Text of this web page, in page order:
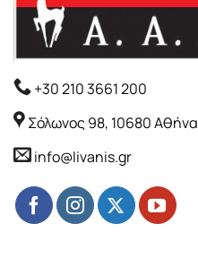
+30 210 3661 200
Σόλωνος 98, 10680 Αθήνα
info@livanis.gr